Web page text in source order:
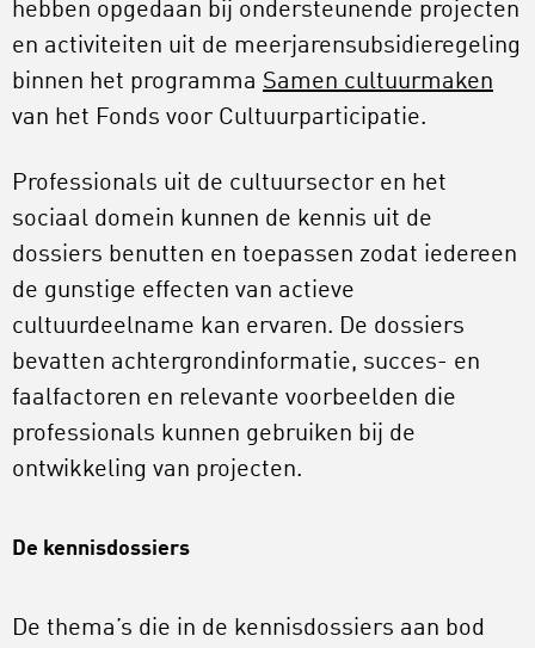
hebben opgedaan bij ondersteunende projecten
en activiteiten uit de meerjarensubsidieregeling
binnen het programma Samen cultuurmaken
van het Fonds voor Cultuurparticipatie.
Professionals uit de cultuursector en het
sociaal domein kunnen de kennis uit de
dossiers benutten en toepassen zodat iedereen
de gunstige effecten van actieve
cultuurdeelname kan ervaren. De dossiers
bevatten achtergrondinformatie, succes- en
faalfactoren en relevante voorbeelden die
professionals kunnen gebruiken bij de
ontwikkeling van projecten.
De kennisdossiers
De thema’s die in de kennisdossiers aan bod